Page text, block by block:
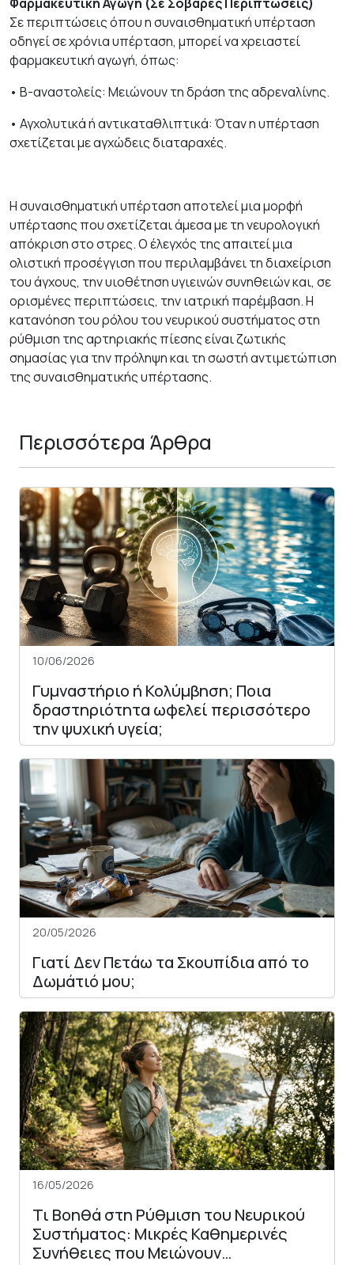
Σε περιπτώσεις όπου η συναισθηματική υπέρταση
οδηγεί σε χρόνια υπέρταση, μπορεί να χρειαστεί
φαρμακευτική αγωγή, όπως:
• Β-αναστολείς: Μειώνουν τη δράση της αδρεναλίνης.
• Αγχολυτικά ή αντικαταθλιπτικά: Όταν η υπέρταση
σχετίζεται με αγχώδεις διαταραχές.
Η συναισθηματική υπέρταση αποτελεί μια μορφή
υπέρτασης που σχετίζεται άμεσα με τη νευρολογική
απόκριση στο στρες. Ο έλεγχός της απαιτεί μια
ολιστική προσέγγιση που περιλαμβάνει τη διαχείριση
του άγχους, την υιοθέτηση υγιεινών συνηθειών και, σε
ορισμένες περιπτώσεις, την ιατρική παρέμβαση. Η
κατανόηση του ρόλου του νευρικού συστήματος στη
ρύθμιση της αρτηριακής πίεσης είναι ζωτικής
σημασίας για την πρόληψη και τη σωστή αντιμετώπιση
της συναισθηματικής υπέρτασης.
Περισσότερα Άρθρα
10/06/2026
Γυμναστήριο ή Κολύμβηση; Ποια
δραστηριότητα ωφελεί περισσότερο
την ψυχική υγεία;
20/05/2026
Γιατί Δεν Πετάω τα Σκουπίδια από το
Δωμάτιό μου;
16/05/2026
Τι Βοηθά στη Ρύθμιση του Νευρικού
Συστήματος: Μικρές Καθημερινές
Συνήθειες που Μειώνουν…